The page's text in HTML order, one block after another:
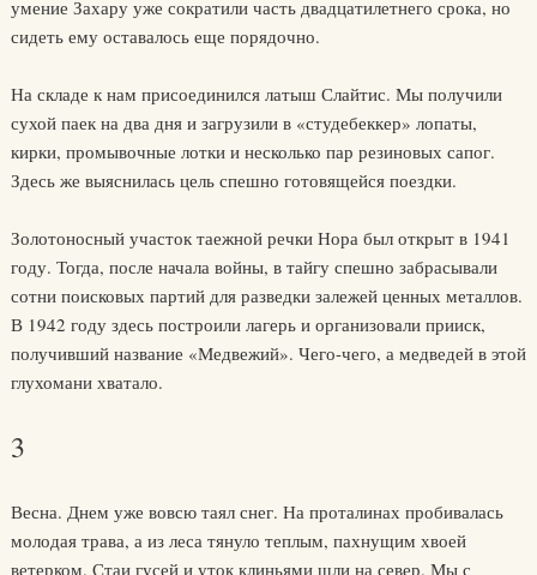
умение Захару уже сократили часть двадцатилетнего срока, но
сидеть ему оставалось еще порядочно.
На складе к нам присоединился латыш Слайтис. Мы получили
сухой паек на два дня и загрузили в «студебеккер» лопаты,
кирки, промывочные лотки и несколько пар резиновых сапог.
Здесь же выяснилась цель спешно готовящейся поездки.
Золотоносный участок таежной речки Нора был открыт в 1941
году. Тогда, после начала войны, в тайгу спешно забрасывали
сотни поисковых партий для разведки залежей ценных металлов.
В 1942 году здесь построили лагерь и организовали прииск,
получивший название «Медвежий». Чего-чего, а медведей в этой
глухомани хватало.
3
Весна. Днем уже вовсю таял снег. На проталинах пробивалась
молодая трава, а из леса тянуло теплым, пахнущим хвоей
ветерком. Стаи гусей и уток клиньями шли на север. Мы с